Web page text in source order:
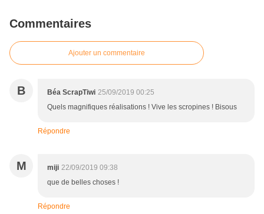
Commentaires
Ajouter un commentaire
B Béa ScrapTiwi 25/09/2019 00:25
Quels magnifiques réalisations ! Vive les scropines ! Bisous
Répondre
M miji 22/09/2019 09:38
que de belles choses !
Répondre